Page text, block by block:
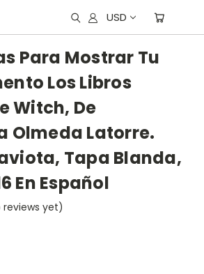
USD
Para Mostrar Tu
Los Libros
Witch, De
Olmeda Latorre.
Tapa Blanda,
En Español
reviews yet)